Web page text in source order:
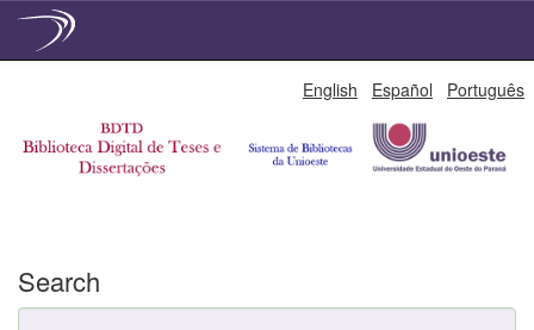
English Español Português
Search